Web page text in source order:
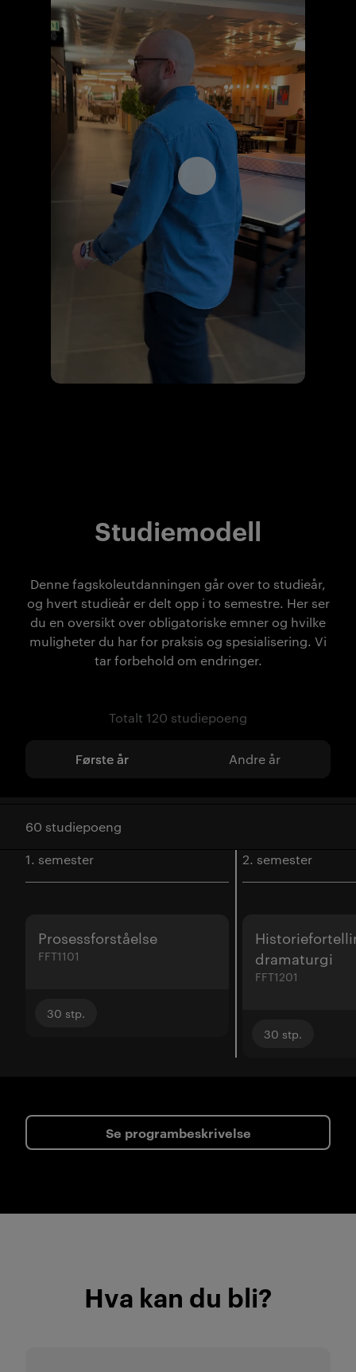
Åpne videospilleren
Studiemodell
Denne fagskoleutdanningen går over to studieår,
og hvert studieår er delt opp i to semestre. Her ser
du en oversikt over obligatoriske emner og hvilke
muligheter du har for praksis og spesialisering. Vi
tar forbehold om endringer.
Første år Andre år
Totalt 120 studiepoeng
60 studiepoeng
1. semester
2. semester
Prosessforståelse
FFT1101
30 stp.
dramaturgi
FFT1201
30 stp.
Se programbeskrivelse
Hva kan du bli?